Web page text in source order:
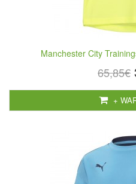
Manchester City
65,85€
+